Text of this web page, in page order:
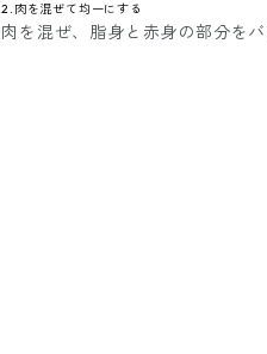
2.肉を混ぜて均一にする
肉を混ぜ、脂身と赤身の部分を